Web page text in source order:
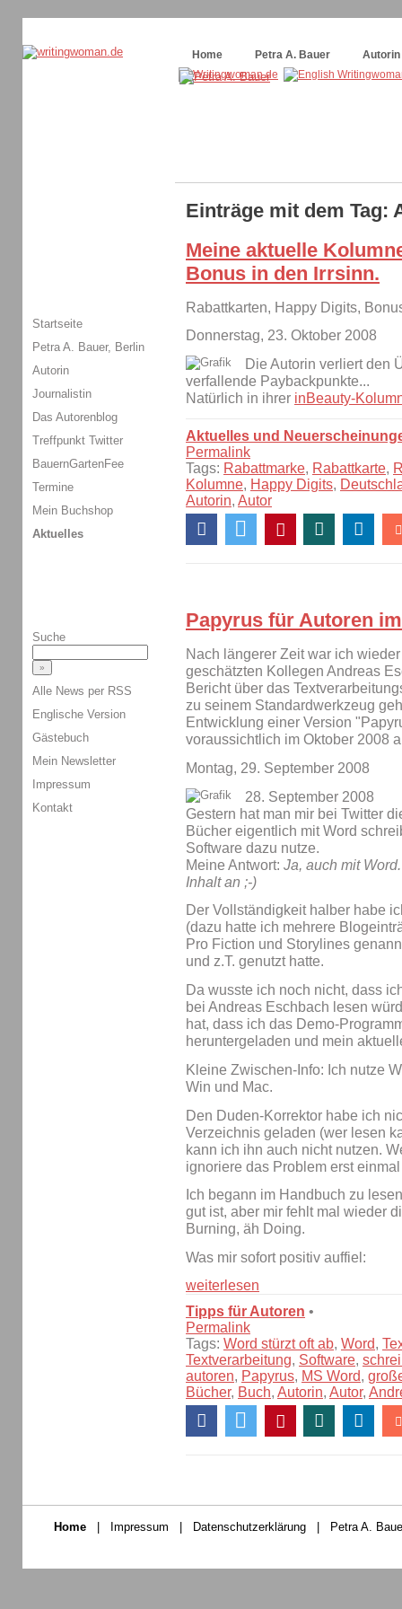
Home
Petra A. Bauer Autorin
Einträge mit dem Tag:
Meine aktuelle
Bonus in den Irrsinn.
Rabattkarten, Happy Digits,
Donnerstag, 23. Oktober 2008
Die Autorin verliert den
verfallende Paybackpunkte...
Natürlich in ihrer inBeauty-
Aktuelles und
Permalink
Tags: Rabattmarke, Rabattkarte,
Kolumne, Happy Digits,
Autorin, Autor
Papyrus für Autoren
Nach längerer Zeit war ich
geschätzten Kollegen Andreas
Bericht über das
zu seinem Standardwerkzeug
Entwicklung einer Version
voraussichtlich im Oktober 2008
Montag, 29. September 2008
28. September 2008
Gestern hat man mir bei Twitter
Bücher eigentlich mit Word
Software dazu nutze.
Meine Antwort: Ja, auch mit
Inhalt an ;-)
Der Vollständigkeit halber habe
(dazu hatte ich mehrere
Pro Fiction und Storylines
und z.T. genutzt hatte.
Da wusste ich noch nicht, dass
bei Andreas Eschbach lesen
hat, dass ich das Demo-
heruntergeladen und mein
Kleine Zwischen-Info: Ich nutze
Win und Mac.
Den Duden-Korrektor habe ich
Verzeichnis geladen (wer lesen
kann ich ihn auch nicht nutzen.
ignoriere das Problem erst
Ich begann im Handbuch zu
gut ist, aber mir fehlt mal wieder
Burning, äh Doing.
Was mir sofort positiv auffiel:
weiterlesen
Tipps für Autoren •
Permalink
Tags: Word stürzt oft ab, Word,
Textverarbeitung, Software,
autoren, Papyrus, MS Word,
Bücher, Buch, Autorin, Autor,
Startseite
Petra A. Bauer, Berlin
Autorin
Journalistin
Das Autorenblog
Treffpunkt Twitter
BauernGartenFee
Termine
Mein Buchshop
Aktuelles
Suche
Alle News per RSS
Englische Version
Gästebuch
Mein Newsletter
Impressum
Kontakt
Home Impressum Datenschutzerklärung Petra A.